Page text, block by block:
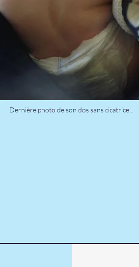
Dernière photo de son dos sans cicatrice...